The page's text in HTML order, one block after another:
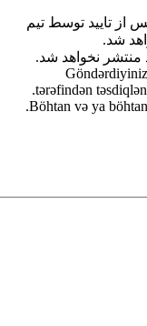
از تایید توسط تیم
شد.
منتشر نخواهد شد.
tərəfindən
Böhtan və ya